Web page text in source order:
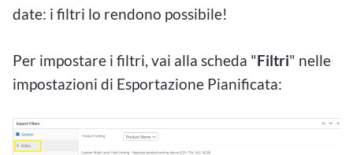
date: i filtri lo rendono possibile!
Per impostare i filtri, vai alla scheda "Filtri" nelle
impostazioni di Esportazione Pianificata: